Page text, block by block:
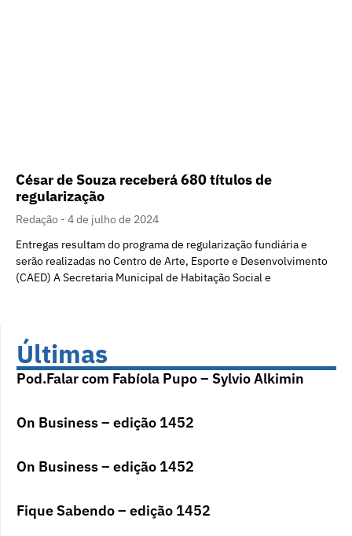
César de Souza receberá 680 títulos de
regularização
Redação
4 de julho de 2024
Entregas resultam do programa de regularização fundiária e
serão realizadas no Centro de Arte, Esporte e Desenvolvimento
(CAED) A Secretaria Municipal de Habitação Social e
Últimas
Pod.Falar com Fabíola Pupo – Sylvio Alkimin
On Business – edição 1452
On Business – edição 1452
Fique Sabendo – edição 1452